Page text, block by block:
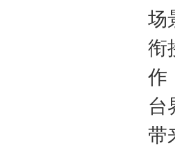
场
衔
作
台
带